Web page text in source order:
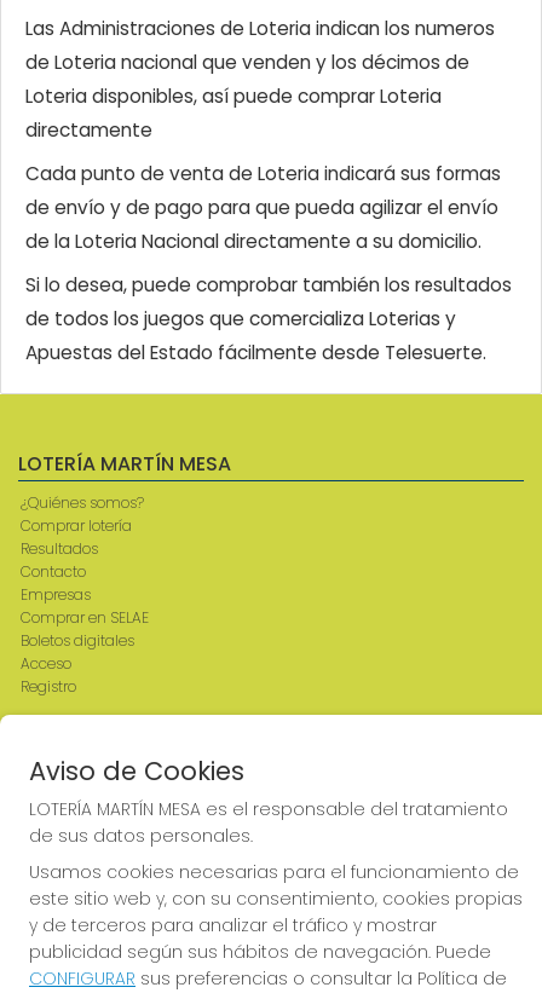
Las Administraciones de Loteria indican los numeros
de Loteria nacional que venden y los décimos de
Loteria disponibles, así puede comprar Loteria
directamente
Cada punto de venta de Loteria indicará sus formas
de envío y de pago para que pueda agilizar el envío
de la Loteria Nacional directamente a su domicilio.
Si lo desea, puede comprobar también los resultados
de todos los juegos que comercializa Loterias y
Apuestas del Estado fácilmente desde Telesuerte.
LOTERÍA MARTÍN MESA
¿Quiénes somos?
Comprar lotería
Resultados
Contacto
Empresas
Comprar en SELAE
Boletos digitales
Acceso
Registro
CONTACTO
ADMINISTRACION DE LOTERIAS: 2-CIUDAD RODRIGO -
RECEPTOR OFICIAL: 64380
923482019
web@admon2martinmesa.es
Aviso de Cookies
LOTERÍA MARTÍN MESA es el responsable del tratamiento
de sus datos personales.
Usamos cookies necesarias para el funcionamiento de
este sitio web y, con su consentimiento, cookies propias
y de terceros para analizar el tráfico y mostrar
publicidad según sus hábitos de navegación. Puede
CONFIGURAR sus preferencias o consultar la Política de